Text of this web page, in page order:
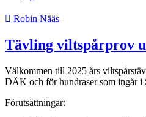
Robin Nääs
Tävling viltspårprov
Välkommen till 2025 års
DÄK och för hundraser som ingår i
Förutsättningar: